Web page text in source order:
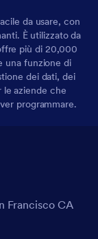
da usare, con
È utilizzato da
più di 20,000
una funzione di
dei dati, dei
le aziende che
programmare.
Francisco CA